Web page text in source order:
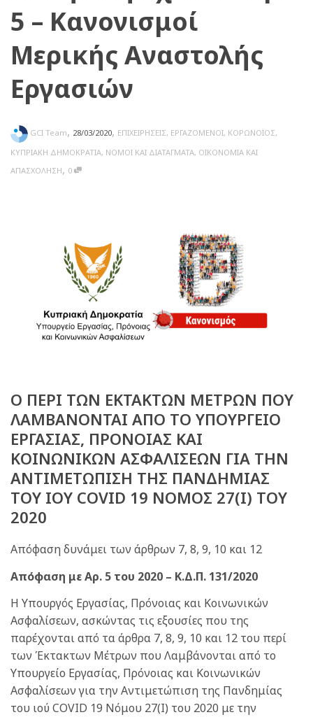
5 – Κανονισμοί
Μερικής Αναστολής
Εργασιών
GCI Team, 28/03/2020, ΕΠΙΧΕΙΡΗΣΕΙΣ, ΕΡΓΑΖΟΜΕΝΟΙ, ΚΟΡΩΝΟΪΟΣ,
ΚΥΠΡΙΑΚΗ ΔΗΜΟΚΡΑΤΙΑ, ΝΟΜΟΙ ΚΑΙ ΔΙΑΤΑΓΜΑΤΑ, ΟΙΚΟΝΟΜΙΑ ΚΑΙ
ΑΠΑΣΧΟΛΗΣΗ, 0
Ο ΠΕΡΙ ΤΩΝ ΕΚΤΑΚΤΩΝ ΜΕΤΡΩΝ ΠΟΥ
ΛΑΜΒΑΝΟΝΤΑΙ ΑΠΟ ΤΟ ΥΠΟΥΡΓΕΙΟ
ΕΡΓΑΣΙΑΣ, ΠΡΟΝΟΙΑΣ ΚΑΙ
ΚΟΙΝΩΝΙΚΩΝ ΑΣΦΑΛΙΣΕΩΝ ΓΙΑ ΤΗΝ
ΑΝΤΙΜΕΤΩΠΙΣΗ ΤΗΣ ΠΑΝΔΗΜΙΑΣ
ΤΟΥ ΙΟΥ COVID 19 ΝΟΜΟΣ 27(Ι) ΤΟΥ
2020
Απόφαση δυνάμει των άρθρων 7, 8, 9, 10 και 12
Απόφαση με Αρ. 5 του 2020 – Κ.Δ.Π. 131/2020
Η Υπουργός Εργασίας, Πρόνοιας και Κοινωνικών
Ασφαλίσεων, ασκώντας τις εξουσίες που της
παρέχονται από τα άρθρα 7, 8, 9, 10 και 12 του περί
των Έκτακτων Μέτρων που Λαμβάνονται από το
Υπουργείο Εργασίας, Πρόνοιας και Κοινωνικών
Ασφαλίσεων για την Αντιμετώπιση της Πανδημίας
του ιού COVID 19 Νόμου 27(Ι) του 2020 με την